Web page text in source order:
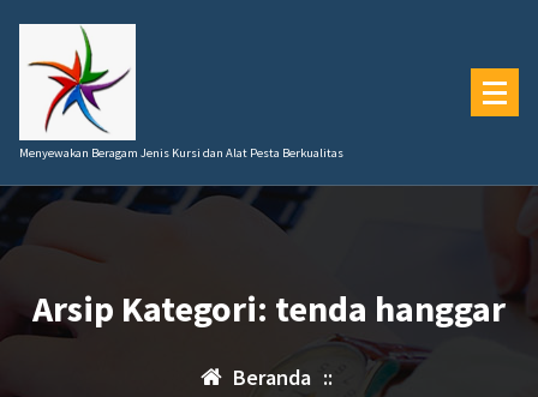
konten
Menyewakan Beragam Jenis Kursi dan Alat Pesta Berkualitas
Arsip Kategori: tenda hanggar
Beranda ::